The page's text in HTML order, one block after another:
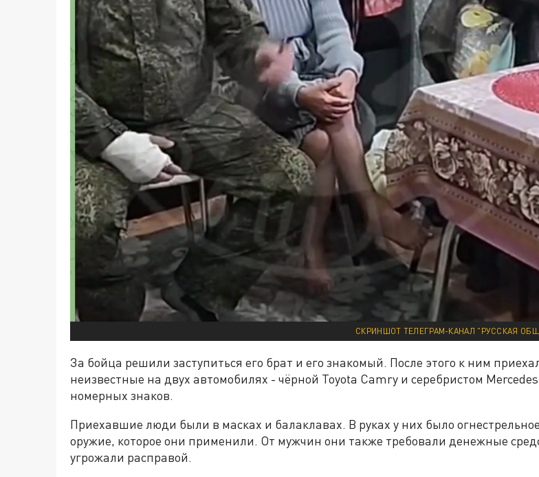
СКРИНШОТ ТЕЛЕГРАМ-КАНАЛ "РУССКАЯ
За бойца решили заступиться его брат и его знакомый. После этого к ним
неизвестные на двух автомобилях - чёрной Toyota Camry и серебристом Mercedes
номерных знаков.
Приехавшие люди были в масках и балаклавах. В руках у них было огнестрельное
оружие, которое они применили. От мужчин они также требовали денежные
угрожали расправой.